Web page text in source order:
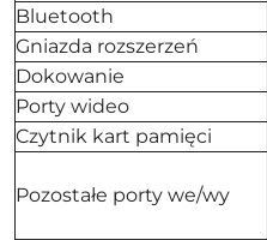
Bluetooth
Gniazda rozszerzeń
Dokowanie
Porty wideo
Czytnik kart pamięci
Pozostałe porty we/wy